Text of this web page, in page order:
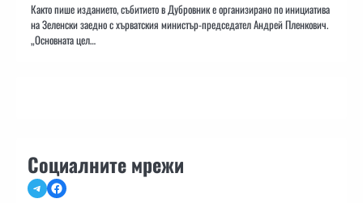
Както пише изданието, събитието в Дубровник е организирано по инициатива
на Зеленски заедно с хърватския министър-председател Андрей Пленкович.
„Основната цел…
Социалните мрежи
TelegramFacebook